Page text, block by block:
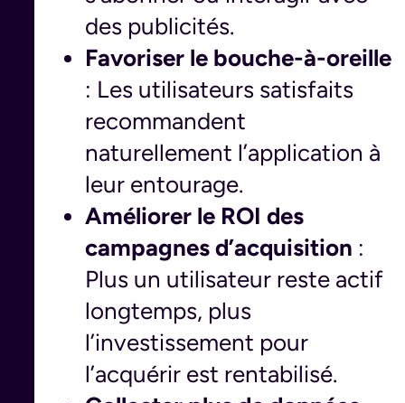
des publicités.
Favoriser le bouche-à-oreille
: Les utilisateurs satisfaits
recommandent
naturellement l’application à
leur entourage.
Améliorer le ROI des
campagnes d’acquisition :
Plus un utilisateur reste actif
longtemps, plus
l’investissement pour
l’acquérir est rentabilisé.